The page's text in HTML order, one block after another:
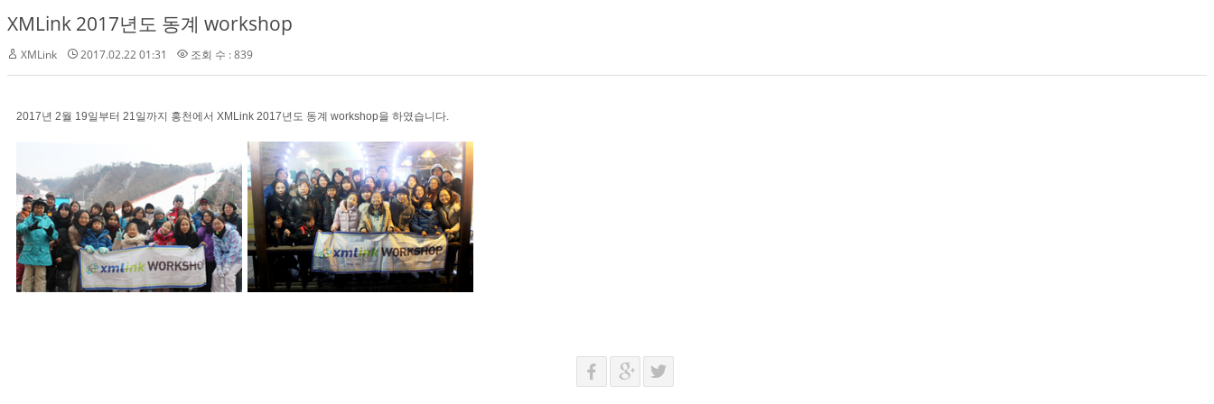
XMLink 2017년도 동계 workshop
XMLink 2017.02.22 01:31 조회 수 : 839
2017년 2월 19일부터 21일까지 홍천에서 XMLink 2017년도 동계 workshop을 하였습니다.